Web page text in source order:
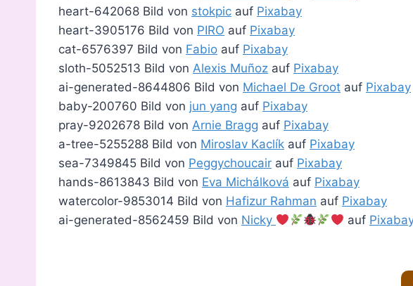
heart-642068 Bild von stokpic auf Pixabay
heart-3905176 Bild von PIRO auf Pixabay
cat-6576397 Bild von Fabio auf Pixabay
sloth-5052513 Bild von Alexis Muñoz auf Pixabay
ai-generated-8644806 Bild von Michael De Groot auf Pixabay
baby-200760 Bild von jun yang auf Pixabay
pray-9202678 Bild von Arnie Bragg auf Pixabay
a-tree-5255288 Bild von Miroslav Kaclík auf Pixabay
sea-7349845 Bild von Peggychoucair auf Pixabay
hands-8613843 Bild von Eva Michálková auf Pixabay
watercolor-9853014 Bild von Hafizur Rahman auf Pixabay
ai-generated-8562459 Bild von Nicky auf